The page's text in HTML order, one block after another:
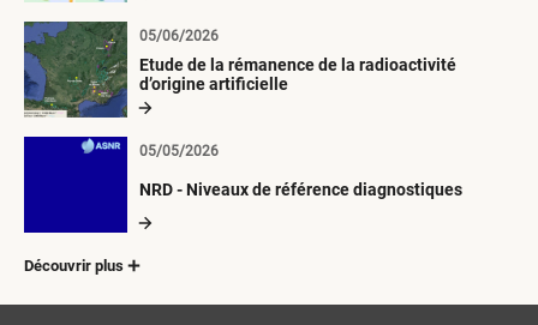
Etude de la rémanence de la radioactivité
d’origine artificielle
05/06/2026
NRD - Niveaux de référence diagnostiques
05/05/2026
Découvrir plus